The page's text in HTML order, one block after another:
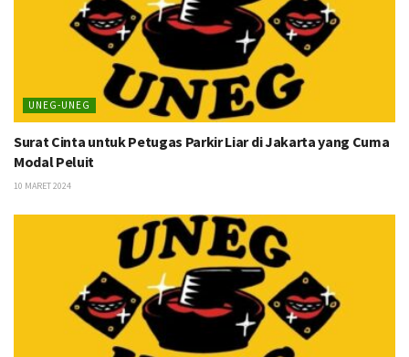
UNEG-UNEG
Surat Cinta untuk Petugas Parkir Liar di Jakarta yang Cuma
Modal Peluit
10 MARET 2024